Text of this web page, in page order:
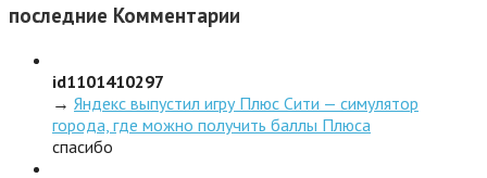
последние Комментарии
id1101410297
→ Яндекс выпустил игру Плюс Сити — симулятор
города, где можно получить баллы Плюса
спасибо